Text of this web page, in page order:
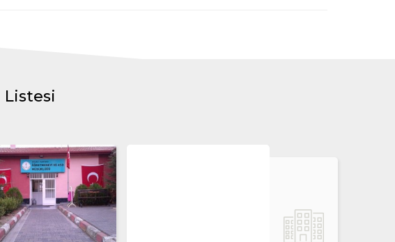
Listesi